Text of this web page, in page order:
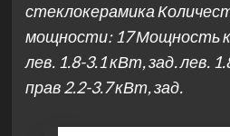
стеклокерамика
мощности: 17 Мощность
лев. 1.8-3.1 кВт, зад. лев.
прав 2.2-3.7 кВт, зад.